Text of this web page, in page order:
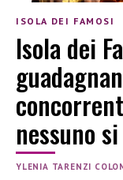
ISOLA DEI FAMOSI
Isola dei
nessuno
YLENIA TARENZI